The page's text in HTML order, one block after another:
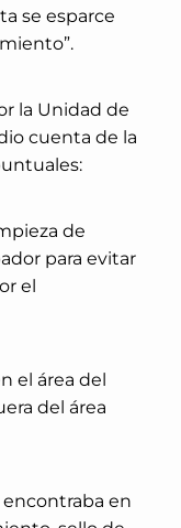
se esparce
la Unidad de
cuenta de la
de
para evitar
el
el área del
del área
en